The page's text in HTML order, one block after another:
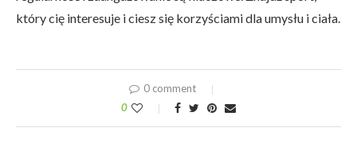
który cię interesuje i ciesz się korzyściami dla umysłu i ciała.
0 comment
0